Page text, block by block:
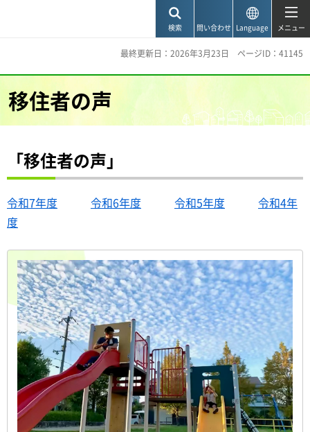
検索 問い合わせ Language メニュー
最終更新日：2026年3月23日 ページID：41145
移住者の声
「移住者の声」
令和7年度 令和6年度 令和5年度
令和4年
度